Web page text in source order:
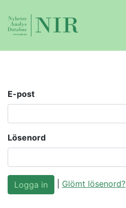
E-post
Lösenord
Glömt lösenord?